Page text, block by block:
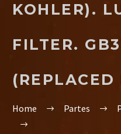
KOHLER).
FILTER.
Home Partes